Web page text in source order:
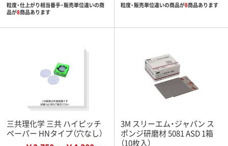
粒度・仕上がり相当番手・販売単位違いの商
品が8商品あります
粒度・販売単位違いの商品が8商品あります
三共理化学 三共 ハイピッチ
ペーパー HNタイプ（穴なし）
3M スリーエム・ジャパン ス
ポンジ研磨材 5081 ASD 1箱
（10枚入）